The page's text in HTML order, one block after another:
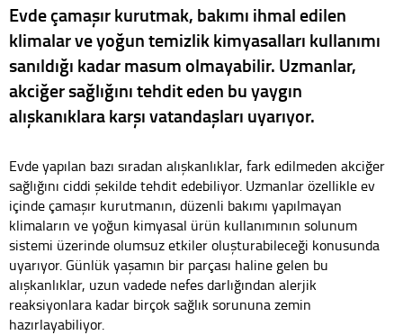
Evde çamaşır kurutmak, bakımı ihmal edilen
klimalar ve yoğun temizlik kimyasalları kullanımı
sanıldığı kadar masum olmayabilir. Uzmanlar,
akciğer sağlığını tehdit eden bu yaygın
alışkanıklara karşı vatandaşları uyarıyor.
Evde yapılan bazı sıradan alışkanlıklar, fark edilmeden akciğer
sağlığını ciddi şekilde tehdit edebiliyor. Uzmanlar özellikle ev
içinde çamaşır kurutmanın, düzenli bakımı yapılmayan
klimaların ve yoğun kimyasal ürün kullanımının solunum
sistemi üzerinde olumsuz etkiler oluşturabileceği konusunda
uyarıyor. Günlük yaşamın bir parçası haline gelen bu
alışkanlıklar, uzun vadede nefes darlığından alerjik
reaksiyonlara kadar birçok sağlık sorununa zemin
hazırlayabiliyor.